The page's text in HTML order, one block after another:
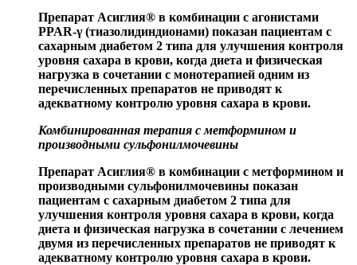
Препарат Асиглия® в комбинации с агонистами
PPAR-γ (тиазолидиндионами) показан пациентам с
сахарным диабетом 2 типа для улучшения контроля
уровня сахара в крови, когда диета и физическая
нагрузка в сочетании с монотерапией одним из
перечисленных препаратов не приводят к
адекватному контролю уровня сахара в крови.
Комбинированная терапия с метформином и
производными сульфонилмочевины
Препарат Асиглия® в комбинации с метформином и
производными сульфонилмочевины показан
пациентам с сахарным диабетом 2 типа для
улучшения контроля уровня сахара в крови, когда
диета и физическая нагрузка в сочетании с лечением
двумя из перечисленных препаратов не приводят к
адекватному контролю уровня сахара в крови.